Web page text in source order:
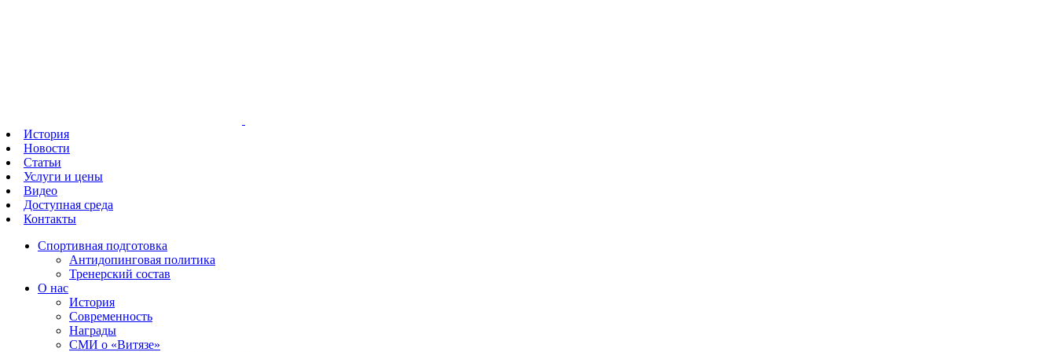
История
Новости
Статьи
Услуги и цены
Видео
Доступная среда
Контакты
Спортивная подготовка
Антидопинговая политика
Тренерский состав
О нас
История
Современность
Награды
СМИ о «Витязе»